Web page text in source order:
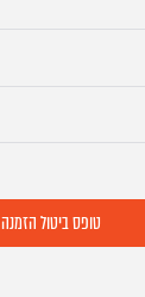
טופס ביטול הזמנה